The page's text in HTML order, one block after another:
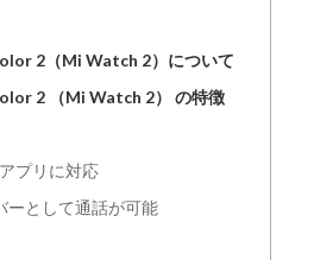
2（Mi Watch 2）について
2 （Mi Watch 2） の特徴
プリに対応
として通話が可能